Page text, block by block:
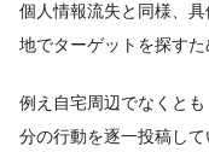
個人情報流失と同様、
地でターゲットを探すた
例え自宅周辺でなくと
分の行動を逐一投稿し